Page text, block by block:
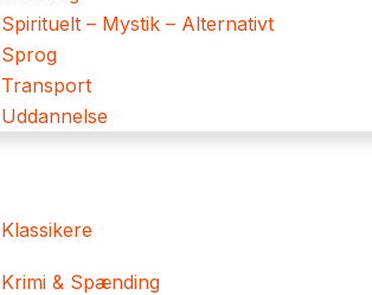
Spirituelt – Mystik – Alternativt
Sprog
Transport
Uddannelse
Klassikere
Krimi & Spænding